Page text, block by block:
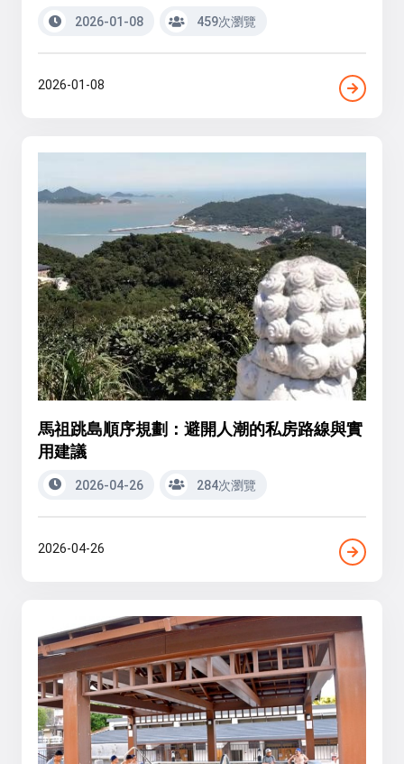
2026-01-08 459次瀏覽
2026-01-08
馬祖跳島順序規劃：避開人潮的私房路線與實
用建議
2026-04-26 284次瀏覽
2026-04-26